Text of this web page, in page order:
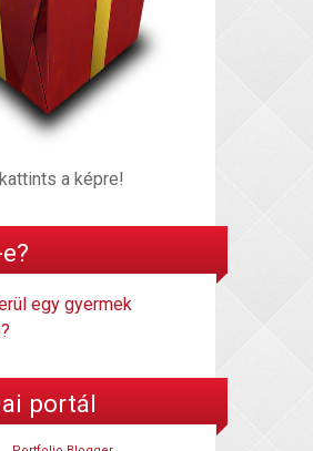
a képre!
egy gyermek
portál